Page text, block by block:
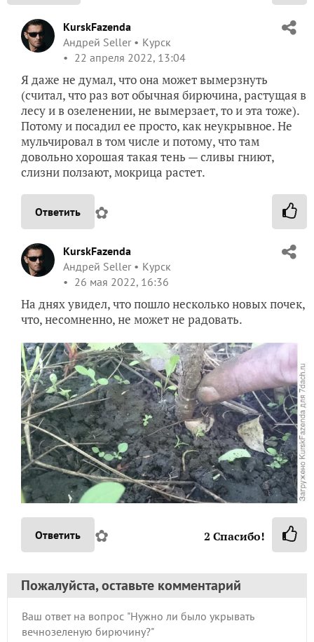
KurskFazenda
Андрей Seller
Курск
22 апреля 2022, 13:04
Я даже не думал, что она может вымерзнуть
(считал, что раз вот обычная бирючина, растущая в
лесу и в озеленении, не вымерзает, то и эта тоже).
Потому и посадил ее просто, как неукрывное. Не
мульчировал в том числе и потому, что там
довольно хорошая такая тень — сливы гниют,
слизни ползают, мокрица растет.
Ответить ✿
KurskFazenda
Андрей Seller
Курск
26 мая 2022, 16:36
На днях увидел, что пошло несколько новых почек,
что, несомненно, не может не радовать.
Ответить ✿ 2 Спасибо!
Пожалуйста, оставьте комментарий